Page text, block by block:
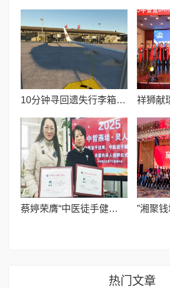
10分钟寻回遗失行李箱,南泥湾机场航站楼派出所上演“教科书式”寻物服务
蔡婷荣膺“中医徒手健康养护” 非遗传承人 填补行业传承空白
热门文章